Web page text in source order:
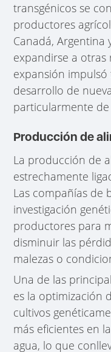
transgénicos se
productores
Canadá, Argentina
expandirse a otras
expansión impulsó
desarrollo de
particularmente de
Producción de
La producción de
estrechamente
Las compañías de
investigación
productores para
disminuir las
malezas o
Una de las
es la optimización
cultivos
más eficientes en
agua, lo que